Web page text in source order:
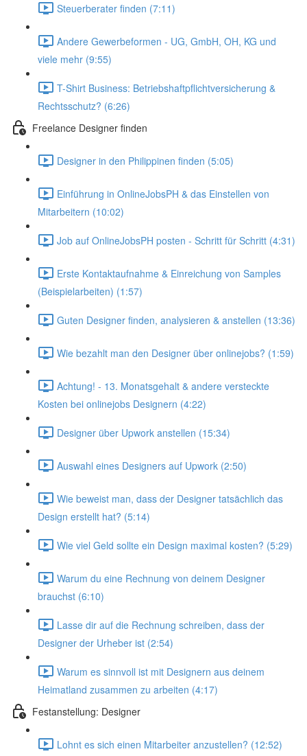
Steuerberater finden (7:11)
Andere Gewerbeformen - UG, GmbH, OH, KG und
viele mehr (9:55)
T-Shirt Business: Betriebshaftpflichtversicherung &
Rechtsschutz? (6:26)
Freelance Designer finden
Designer in den Philippinen finden (5:05)
Einführung in OnlineJobsPH & das Einstellen von
Mitarbeitern (10:02)
Job auf OnlineJobsPH posten - Schritt für Schritt (4:31)
Erste Kontaktaufnahme & Einreichung von Samples
(Beispielarbeiten) (1:57)
Guten Designer finden, analysieren & anstellen (13:36)
Wie bezahlt man den Designer über onlinejobs? (1:59)
Achtung! - 13. Monatsgehalt & andere versteckte
Kosten bei onlinejobs Designern (4:22)
Designer über Upwork anstellen (15:34)
Auswahl eines Designers auf Upwork (2:50)
Wie beweist man, dass der Designer tatsächlich das
Design erstellt hat? (5:14)
Wie viel Geld sollte ein Design maximal kosten? (5:29)
Warum du eine Rechnung von deinem Designer
brauchst (6:10)
Lasse dir auf die Rechnung schreiben, dass der
Designer der Urheber ist (2:54)
Warum es sinnvoll ist mit Designern aus deinem
Heimatland zusammen zu arbeiten (4:17)
Festanstellung: Designer
Lohnt es sich einen Mitarbeiter anzustellen? (12:52)